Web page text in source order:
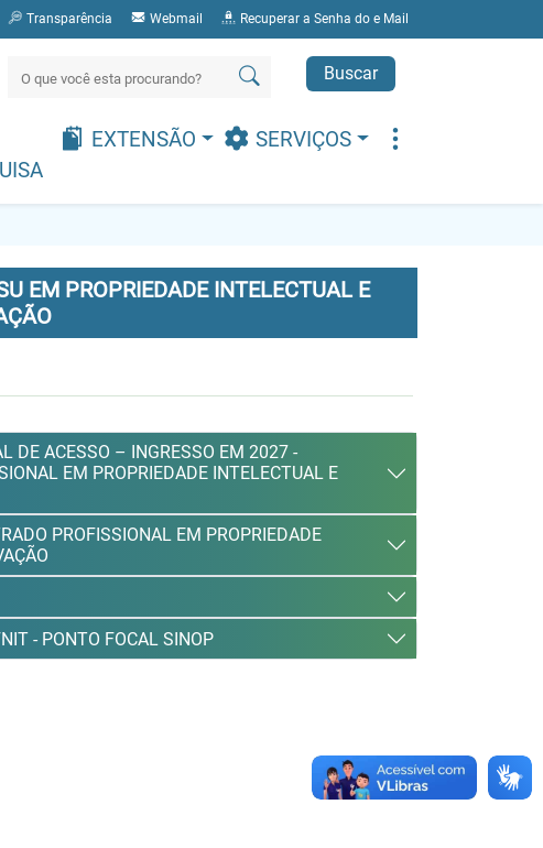
Transparência Webmail Recuperar a Senha do e Mail
Buscar
EXTENSÃO SERVIÇOS
EM PROPRIEDADE INTELECTUAL E
DE ACESSO – INGRESSO EM 2027 -
EM PROPRIEDADE INTELECTUAL E
PROFISSIONAL EM PROPRIEDADE
- PONTO FOCAL SINOP